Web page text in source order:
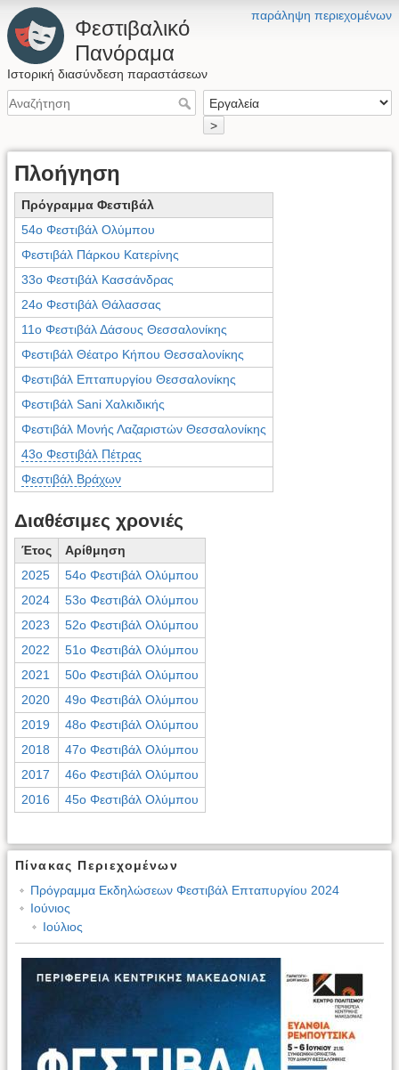
παράληψη περιεχομένων
Φεστιβαλικό
Πανόραμα
Ιστορική διασύνδεση παραστάσεων
>
Πλοήγηση
Πρόγραμμα Φεστιβάλ
54ο Φεστιβάλ Ολύμπου
Φεστιβάλ Πάρκου Κατερίνης
33ο Φεστιβάλ Κασσάνδρας
24ο Φεστιβάλ Θάλασσας
11ο Φεστιβάλ Δάσους Θεσσαλονίκης
Φεστιβάλ Θέατρο Κήπου Θεσσαλονίκης
Φεστιβάλ Επταπυργίου Θεσσαλονίκης
Φεστιβάλ Sani Χαλκιδικής
Φεστιβάλ Μονής Λαζαριστών Θεσσαλονίκης
43ο Φεστιβάλ Πέτρας
Φεστιβάλ Βράχων
Διαθέσιμες χρονιές
Έτος
Αρίθμηση
2025
54ο Φεστιβάλ Ολύμπου
2024
53ο Φεστιβάλ Ολύμπου
2023
52ο Φεστιβάλ Ολύμπου
2022
51ο Φεστιβάλ Ολύμπου
2021
50ο Φεστιβάλ Ολύμπου
2020
49ο Φεστιβάλ Ολύμπου
2019
48ο Φεστιβάλ Ολύμπου
2018
47ο Φεστιβάλ Ολύμπου
2017
46ο Φεστιβάλ Ολύμπου
2016
45ο Φεστιβάλ Ολύμπου
Πίνακας Περιεχομένων
Πρόγραμμα Εκδηλώσεων Φεστιβάλ Επταπυργίου 2024
Ιούνιος
Ιούλιος